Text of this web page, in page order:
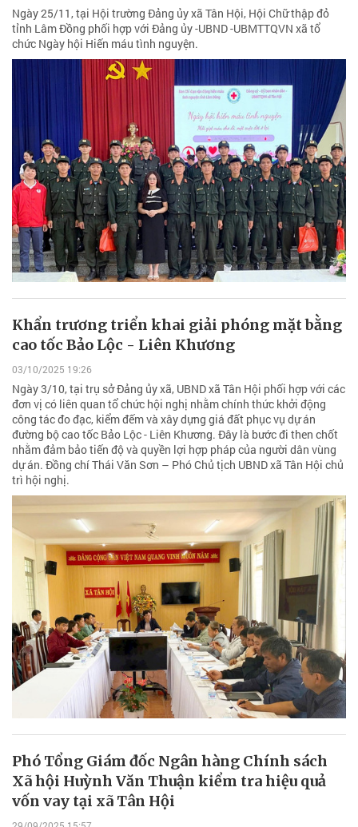
Ngày 25/11, tại Hội trường Đảng ủy xã Tân Hội, Hội Chữ thập đỏ
tỉnh Lâm Đồng phối hợp với Đảng ủy -UBND -UBMTTQVN xã tổ
chức Ngày hội Hiến máu tình nguyện.
Khẩn trương triển khai giải phóng mặt bằng
cao tốc Bảo Lộc - Liên Khương
03/10/2025 19:26
Ngày 3/10, tại trụ sở Đảng ủy xã, UBND xã Tân Hội phối hợp với các
đơn vị có liên quan tổ chức hội nghị nhằm chính thức khởi động
công tác đo đạc, kiểm đếm và xây dựng giá đất phục vụ dự án
đường bộ cao tốc Bảo Lộc - Liên Khương. Đây là bước đi then chốt
nhằm đảm bảo tiến độ và quyền lợi hợp pháp của người dân vùng
dự án. Đồng chí Thái Văn Sơn – Phó Chủ tịch UBND xã Tân Hội chủ
trì hội nghị.
Phó Tổng Giám đốc Ngân hàng Chính sách
Xã hội Huỳnh Văn Thuận kiểm tra hiệu quả
vốn vay tại xã Tân Hội